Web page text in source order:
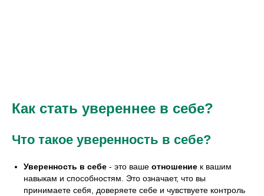
Как стать увереннее в себе?
Что такое уверенность в себе?
Уверенность в себе - это ваше отношение к вашим
навыкам и способностям. Это означает, что вы
принимаете себя, доверяете себе и чувствуете контроль